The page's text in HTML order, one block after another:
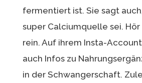
fermentiert ist. Sie sagt
super Calciumquelle sei.
rein. Auf ihrem Insta-
auch Infos zu
in der Schwangerschaft.